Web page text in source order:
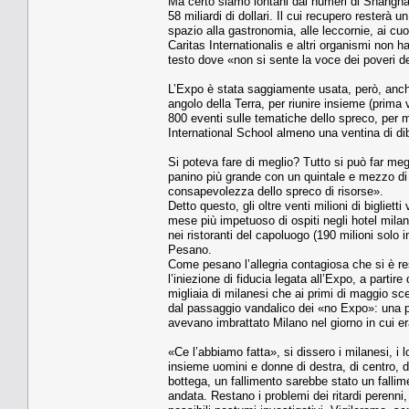
58 miliardi di dollari. Il cui recupero resterà
spazio alla gastronomia, alle leccornie, ai
Caritas Internationalis e altri organismi non
testo dove «non si sente la voce dei poveri
L’Expo è stata saggiamente usata, però,
angolo della Terra, per riunire insieme
800 eventi sulle tematiche dello spreco, per
International School almeno una ventina di
Si poteva fare di meglio? Tutto si può far
panino più grande con un quintale e mezzo
consapevolezza dello spreco di risorse».
Detto questo, gli oltre venti milioni di biglietti
mese più impetuoso di ospiti negli hotel
nei ristoranti del capoluogo (190 milioni solo
Pesano.
Come pesano l’allegria contagiosa che si è
l’iniezione di fiducia legata all’Expo, a
migliaia di milanesi che ai primi di maggio
dal passaggio vandalico dei «no Expo»:
avevano imbrattato Milano nel giorno in cui
«Ce l’abbiamo fatta», si dissero i milanesi,
insieme uomini e donne di destra, di centro,
bottega, un fallimento sarebbe stato un
andata. Restano i problemi dei ritardi